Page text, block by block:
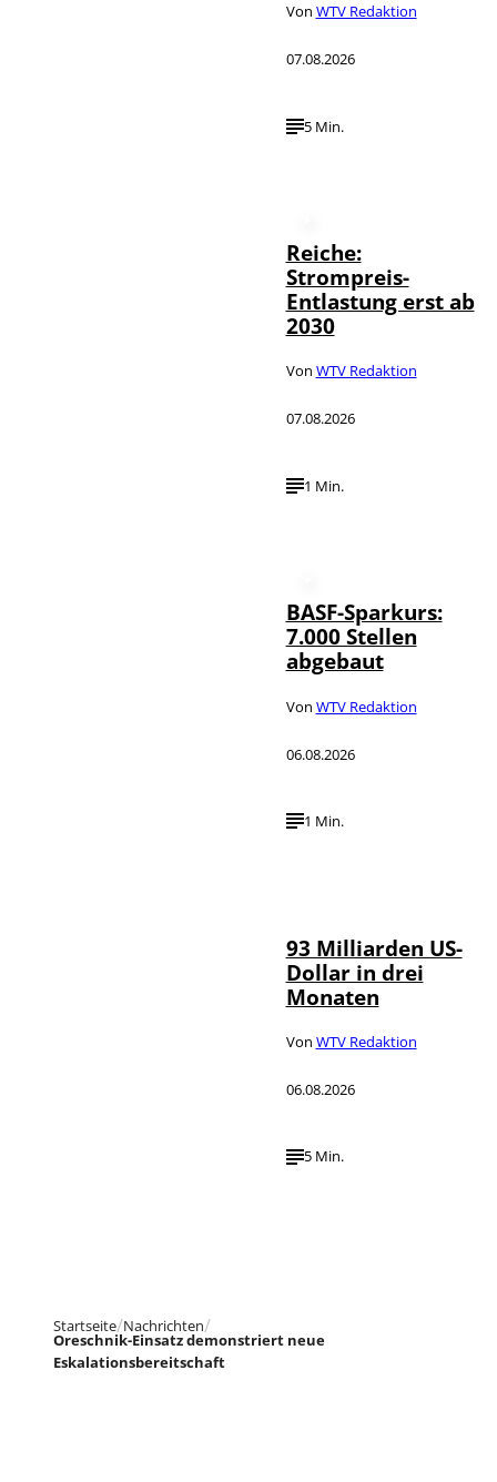
Von WTV Redaktion
07.08.2026
5 Min.
Reiche:
Strompreis-
Entlastung erst ab
2030
Von WTV Redaktion
07.08.2026
1 Min.
BASF-Sparkurs:
7.000 Stellen
abgebaut
Von WTV Redaktion
06.08.2026
1 Min.
93 Milliarden US-
Dollar in drei
Monaten
Von WTV Redaktion
06.08.2026
5 Min.
Startseite Nachrichten
Oreschnik-Einsatz demonstriert neue
Eskalationsbereitschaft